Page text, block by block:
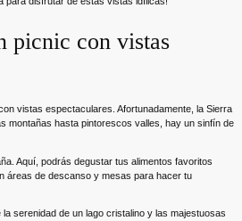
picnic con vistas
vistas espectaculares. Afortunadamente, la Sierra
montañas hasta pintorescos valles, hay un sinfín de
Aquí, podrás degustar tus alimentos favoritos
áreas de descanso y mesas para hacer tu
serenidad de un lago cristalino y las majestuosas